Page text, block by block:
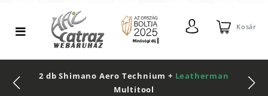
Kosár
2 db Shimano Aero Technium + Leatherman
Multitool